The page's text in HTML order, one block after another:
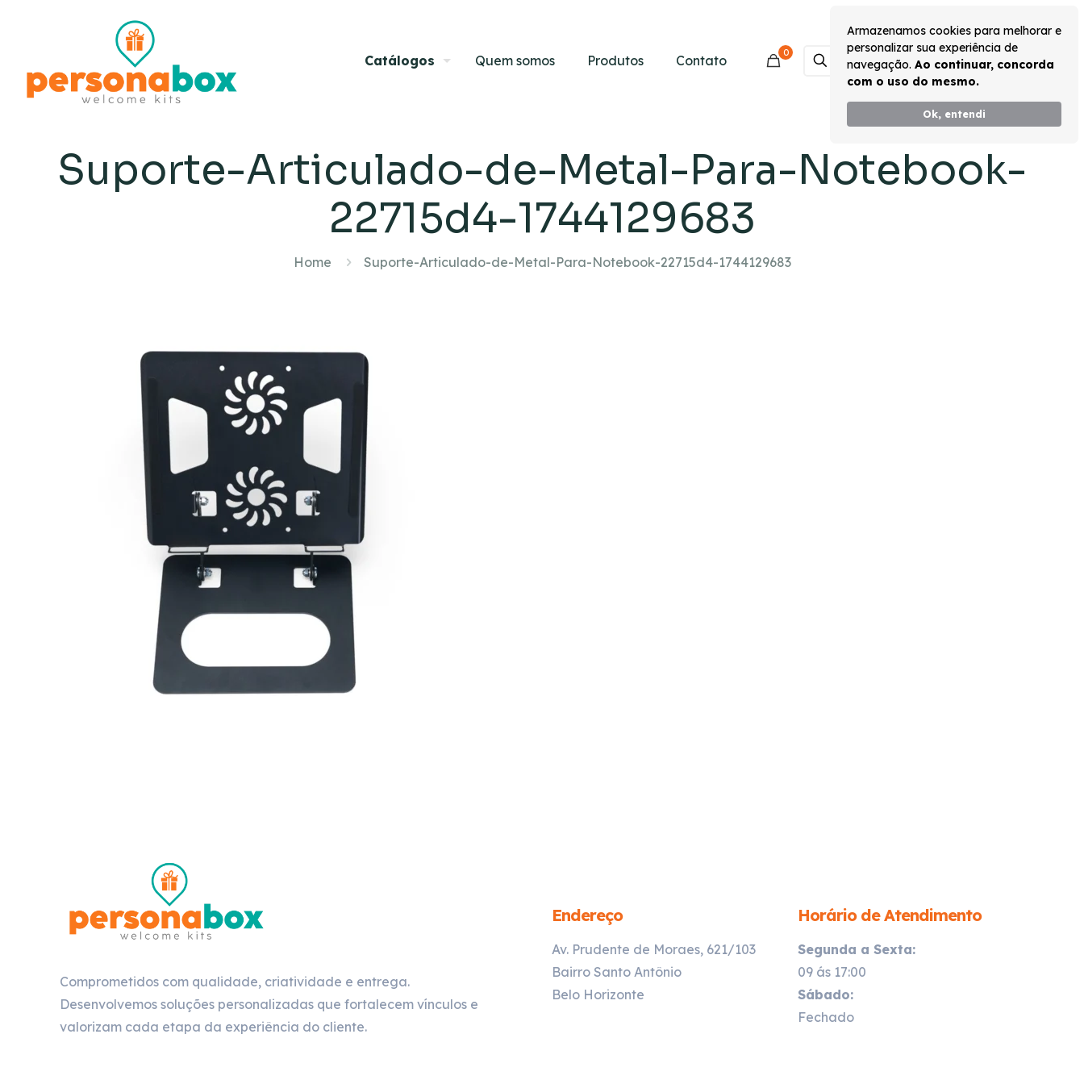
Armazenamos cookies para melhorar e
personalizar sua experiência de
navegação. Ao continuar, concorda
com o uso do mesmo.
Ok, entendi
Catálogos Quem somos Produtos Contato 0 Monte seu Kit
Suporte-Articulado-de-Metal-Para-Notebook-
22715d4-1744129683
Home Suporte-Articulado-de-Metal-Para-Notebook-22715d4-1744129683
Comprometidos com qualidade, criatividade e entrega.
Desenvolvemos soluções personalizadas que fortalecem vínculos e
valorizam cada etapa da experiência do cliente.
Endereço
Av. Prudente de Moraes, 621/103
Bairro Santo Antônio
Belo Horizonte
Horário de Atendimento
Segunda a Sexta:
09 ás 17:00
Sábado:
Fechado